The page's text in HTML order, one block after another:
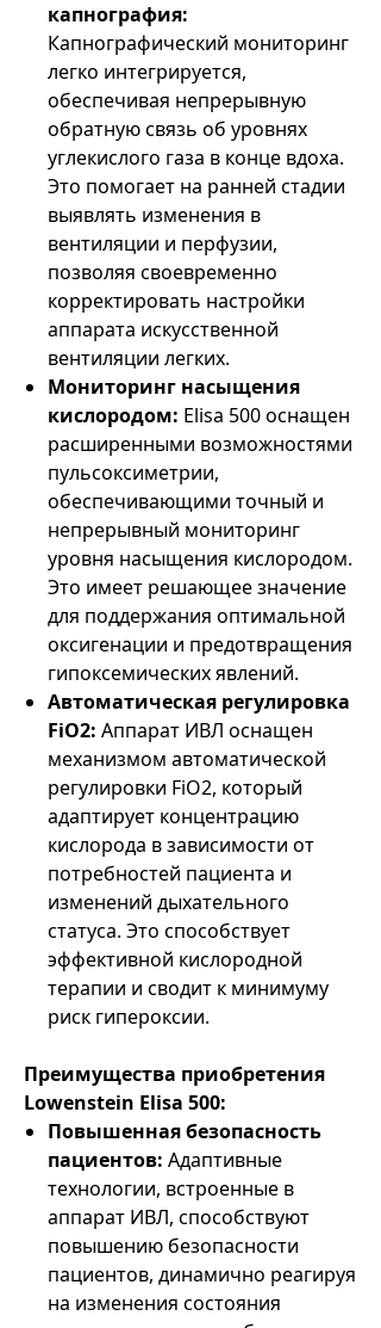
капнография:
Капнографический мониторинг
легко интегрируется,
обеспечивая непрерывную
обратную связь об уровнях
углекислого газа в конце вдоха.
Это помогает на ранней стадии
выявлять изменения в
вентиляции и перфузии,
позволяя своевременно
корректировать настройки
аппарата искусственной
вентиляции легких.
Мониторинг насыщения
кислородом: Elisa 500 оснащен
расширенными возможностями
пульсоксиметрии,
обеспечивающими точный и
непрерывный мониторинг
уровня насыщения кислородом.
Это имеет решающее значение
для поддержания оптимальной
оксигенации и предотвращения
гипоксемических явлений.
Автоматическая регулировка
FiO2: Аппарат ИВЛ оснащен
механизмом автоматической
регулировки FiO2, который
адаптирует концентрацию
кислорода в зависимости от
потребностей пациента и
изменений дыхательного
статуса. Это способствует
эффективной кислородной
терапии и сводит к минимуму
риск гипероксии.
Преимущества приобретения
Lowenstein Elisa 500:
Повышенная безопасность
пациентов: Адаптивные
технологии, встроенные в
аппарат ИВЛ, способствуют
повышению безопасности
пациентов, динамично реагируя
на изменения состояния